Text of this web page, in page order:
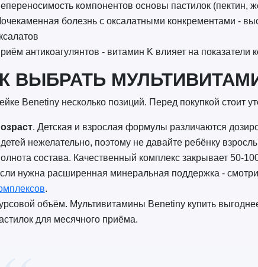
компонентов основы пастилок (пектин,
болезнь с оксалатными конкрементами -
антикоагулянтов - витамин K влияет на показатели
ВЫБРАТЬ
Benetiny несколько позиций. Перед покупкой стоит
. Детская и взрослая формулы различаются
нежелательно, поэтому не давайте ребёнку
состава. Качественный комплекс закрывает 50-
нужна расширенная минеральная поддержка -
.
объём. Мультивитамины Benetiny купить
для месячного приёма.